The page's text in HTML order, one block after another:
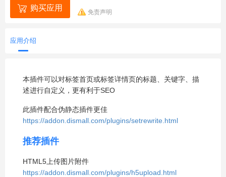
购买应用 免责声明
应用介绍
本插件可以对标签首页或标签详情页的标题、关键字、描
述进行自定义，更有利于SEO
此插件配合伪静态插件更佳
https://addon.dismall.com/plugins/setrewrite.html
推荐插件
HTML5上传图片附件
https://addon.dismall.com/plugins/h5upload.html